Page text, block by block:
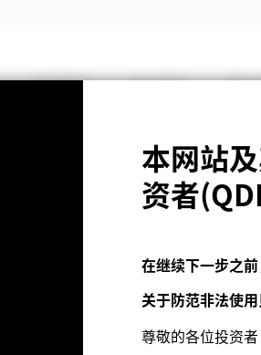
本网站
资者
在继续下一步之
关于防范非法使
尊敬的各位投资者
投资观点 关于我们 基金
晨星星级评价